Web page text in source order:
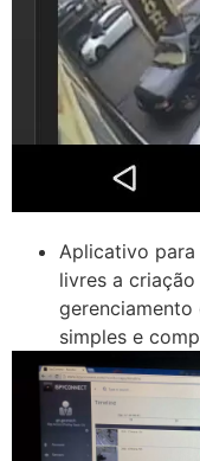
Aplicativo
livres a
simples e